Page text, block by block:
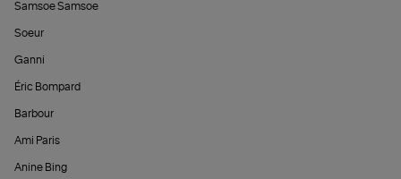
Samsoe Samsoe
Soeur
Ganni
Éric Bompard
Barbour
Ami Paris
Anine Bing